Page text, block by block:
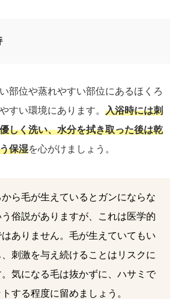
部位や蒸れやすい部位にあるほくろ
すい環境にあります。 入浴時には刺
しく洗い、水分を拭き取った後は乾
保湿を心がけましょう。
から毛が生えているとガンにならな
俗説がありますが、これは医学的
ありません。毛が生えていてもい
刺激を与え続けることはリスクに
気になる毛は抜かずに、ハサミで
する程度に留めましょう。